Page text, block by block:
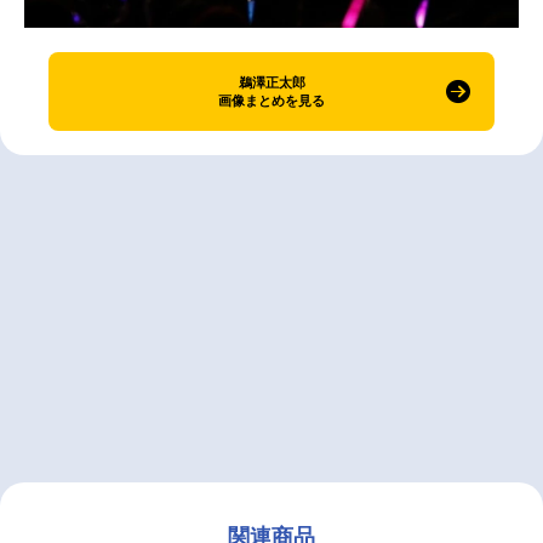
鵜澤正太郎
画像まとめを見る
関連商品